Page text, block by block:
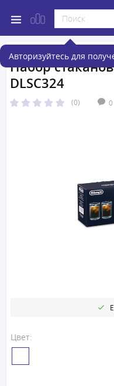
Авторизуйтесь для
Набор
DLSC324
(0) 0
Цвет: